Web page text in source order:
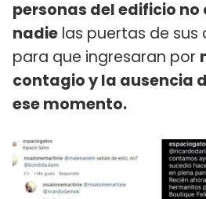
personas del edificio
nadie las puertas de
para que ingresaran por
contagio y la ausencia
ese momento.